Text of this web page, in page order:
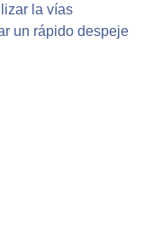
la vías
un rápido despeje